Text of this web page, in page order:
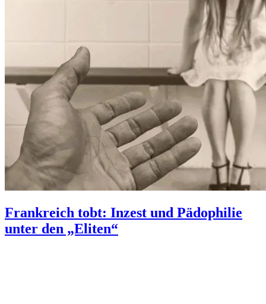
Frankreich tobt: Inzest und Pädophilie
unter den „Eliten“